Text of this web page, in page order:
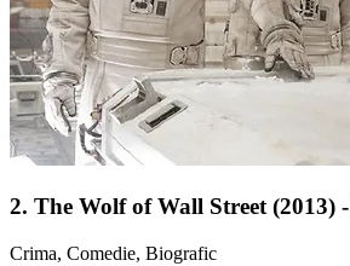
2. The Wolf of Wall Street (2013) -
Crima, Comedie, Biografic